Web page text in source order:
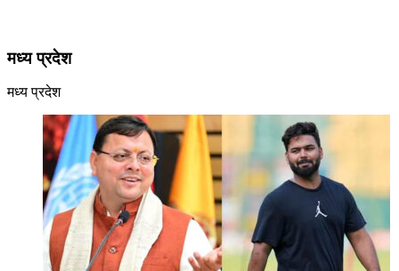
मध्य प्रदेश
मध्य प्रदेश